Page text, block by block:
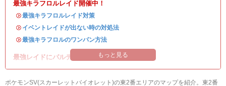
最強キラフロルレイド開催中！
・最強キラフロルレイド対策
・ イベントレイドが出ない時の対処法
・最強キラフロルのワンパン方法
最強レイドにパルデアの強力なポケモンが登場！
もっと見る
ポケモンSV(スカーレットバイオレット)の東2番エリアのマップを紹介。東2番